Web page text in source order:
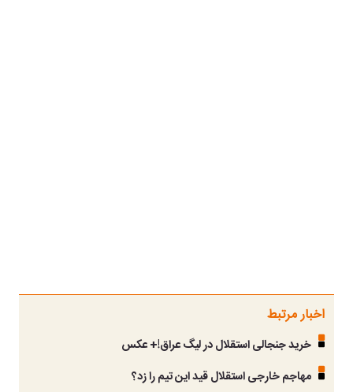
اخبار مرتبط
خرید جنجالی استقلال در لیگ عراق!+ عکس
مهاجم خارجی استقلال قید این تیم را زد؟